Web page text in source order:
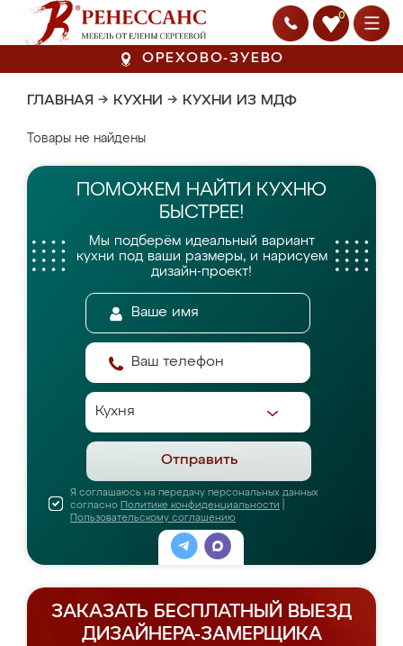
0
ОРЕХОВО-ЗУЕВО
ГЛАВНАЯ → КУХНИ → КУХНИ ИЗ МДФ
Товары не найдены
ПОМОЖЕМ НАЙТИ КУХНЮ
БЫСТРЕЕ!
Мы подберём идеальный вариант
кухни под ваши размеры, и нарисуем
дизайн-проект!
Отправить
Я соглашаюсь на передачу персональных данных
согласно Политике конфиденциальности
Пользовательскому соглашению
ЗАКАЗАТЬ БЕСПЛАТНЫЙ ВЫЕЗД
ДИЗАЙНЕРА-ЗАМЕРЩИКА